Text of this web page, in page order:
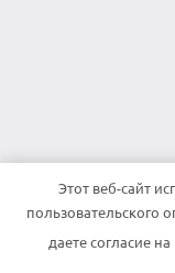
Этот веб-сайт
пользовательского
даете согласие